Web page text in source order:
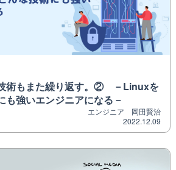
術もまた繰り返す。② －Linuxを
も強いエンジニアになる－
エンジニア 岡田賢治
2022.12.09